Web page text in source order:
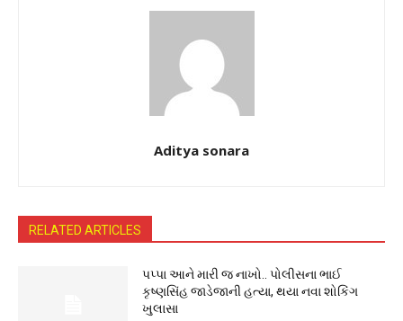
Aditya sonara
RELATED ARTICLES
પપ્પા આને મારી જ નાખો.. પોલીસના ભાઈ
કૃષ્ણસિંહ જાડેજાની હત્યા, થયા નવા શોકિંગ
ખુલાસા